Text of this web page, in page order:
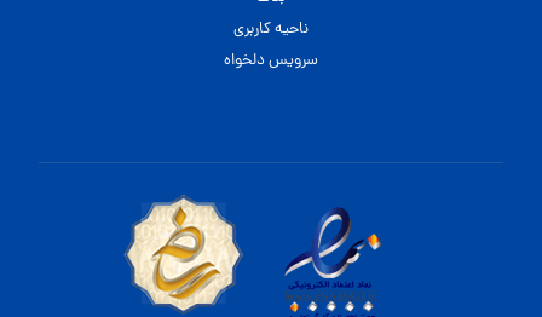
ناحیه کاربری
سرویس دلخواه